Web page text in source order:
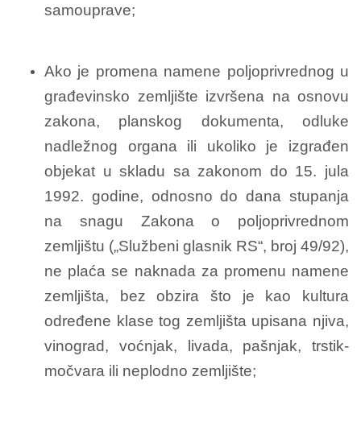
samouprave;
Ako je promena namene poljoprivrednog u
građevinsko zemljište izvršena na osnovu
zakona, planskog dokumenta, odluke
nadležnog organa ili ukoliko je izgrađen
objekat u skladu sa zakonom do 15. jula
1992. godine, odnosno do dana stupanja
na snagu Zakona o poljoprivrednom
zemljištu („Službeni glasnik RS“, broj 49/92),
ne plaća se naknada za promenu namene
zemljišta, bez obzira što je kao kultura
određene klase tog zemljišta upisana njiva,
vinograd, voćnjak, livada, pašnjak, trstik-
močvara ili neplodno zemljište;